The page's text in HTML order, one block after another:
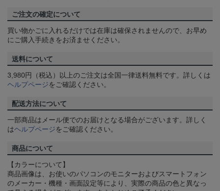
ご注文の確定について
買い物かごに入れるだけでは在庫は確保されませんので、お早め
にご購入手続きをお済ませください。
送料について
3,980円（税込）以上のご注文は全国一律送料無料です。詳しくは
ヘルプページをご確認ください。
配送方法について
一部商品はメール便でのお届けとなる場合がございます。詳しく
はヘルプページをご確認ください。
商品について
【カラーについて】
商品画像は、お使いのパソコンのモニターおよびスマートフォン
のメーカー・機種・画面設定等により、実際の商品の色と異なっ